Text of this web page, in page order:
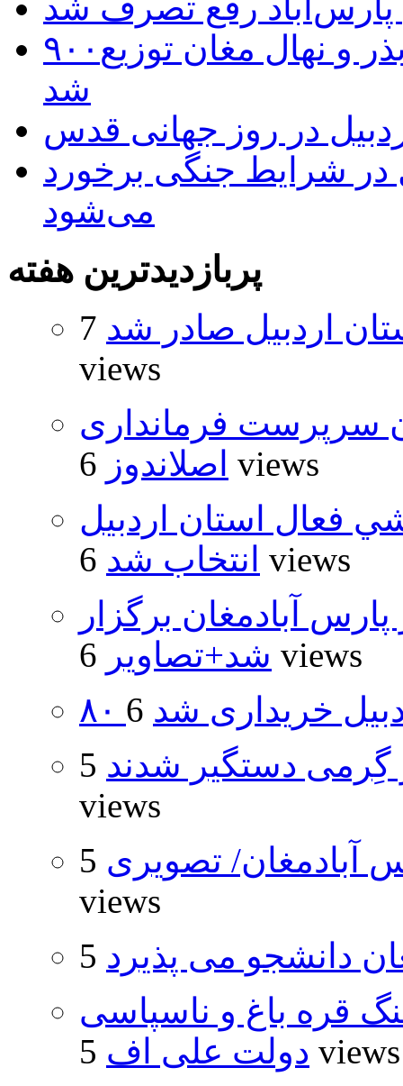
۹۰۰هزار اصله نهال توسط ایستگاه بذر و نهال مغان توزیع
شد
در روز جهانی قدس
در شرایط جنگی برخورد
می‌شود
پربازدیدترین هفته
اردبیل صادر شد 7
views
سرپرست فرمانداری
اصلاندوز 6 views
فعال استان اردبيل
انتخاب شد 6 views
آبادمغان برگزار
شد+تصاویر 6 views
خریداری شد
دستگیر شدند 5
views
تصویری 5
views
دانشجو می پذیرد
قره باغ و ناسپاسی
دولت علی اف 5 views